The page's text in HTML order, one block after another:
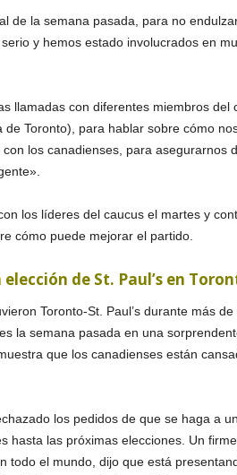
de la semana pasada, para no
y hemos estado involucrados en
llamadas con diferentes miembros
de Toronto), para hablar sobre cómo
los canadienses, para asegurarnos
los líderes del caucus el martes y
cómo puede mejorar el partido.
elección de St. Paul’s en
Toronto-St. Paul’s durante más
la semana pasada en una
que los canadienses están
los pedidos de que se haga a
hasta las próximas elecciones. Un
todo el mundo, dijo que está